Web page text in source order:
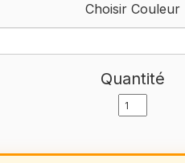
Choisir Couleur
Quantité